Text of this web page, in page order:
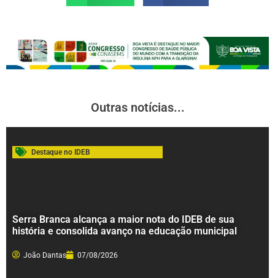
Outras notícias...
Destaque no IDEB
Serra Branca alcança a maior nota do IDEB de sua
história e consolida avanço na educação municipal
João Dantas 07/08/2026